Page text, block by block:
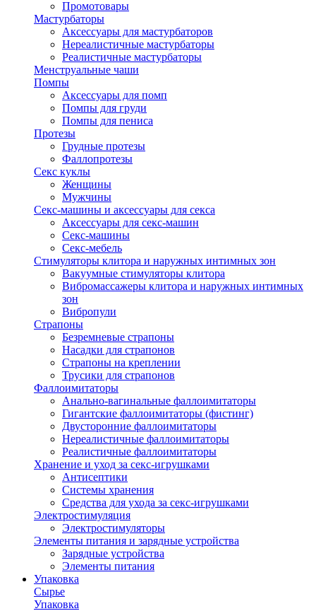
Промотовары
Мастурбаторы
Аксессуары для мастурбаторов
Нереалистичные мастурбаторы
Реалистичные мастурбаторы
Менструальные чаши
Помпы
Аксессуары для помп
Помпы для груди
Помпы для пениса
Протезы
Грудные протезы
Фаллопротезы
Секс куклы
Женщины
Мужчины
Секс-машины и аксессуары для секса
Аксессуары для секс-машин
Секс-машины
Секс-мебель
Стимуляторы клитора и наружных интимных зон
Вакуумные стимуляторы клитора
Вибромассажеры клитора и наружных интимных
зон
Вибропули
Страпоны
Безремневые страпоны
Насадки для страпонов
Страпоны на креплении
Трусики для страпонов
Фаллоимитаторы
Анально-вагинальные фаллоимитаторы
Гигантские фаллоимитаторы (фистинг)
Двусторонние фаллоимитаторы
Нереалистичные фаллоимитаторы
Реалистичные фаллоимитаторы
Хранение и уход за секс-игрушками
Антисептики
Системы хранения
Средства для ухода за секс-игрушками
Электростимуляция
Электростимуляторы
Элементы питания и зарядные устройства
Зарядные устройства
Элементы питания
Упаковка
Сырье
Упаковка